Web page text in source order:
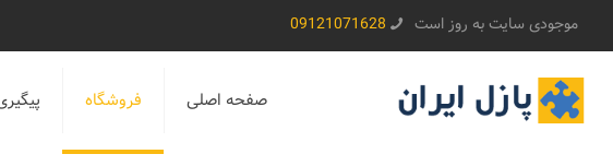
موجودی سایت به روز است 09121071628
صفحه اصلی فروشگاه